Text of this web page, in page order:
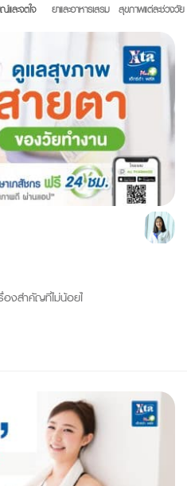
และจิตใจ ยาและอาหารเสริม สุขภาพแต่ละช่วงวัย
องสำคัญที่ไม่น้อยไ